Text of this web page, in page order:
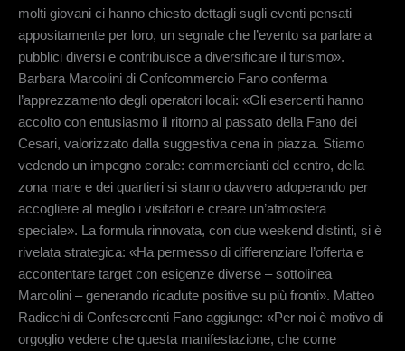
molti giovani ci hanno chiesto dettagli sugli eventi pensati
appositamente per loro, un segnale che l’evento sa parlare a
pubblici diversi e contribuisce a diversificare il turismo».
Barbara Marcolini di Confcommercio Fano conferma
l’apprezzamento degli operatori locali: «Gli esercenti hanno
accolto con entusiasmo il ritorno al passato della Fano dei
Cesari, valorizzato dalla suggestiva cena in piazza. Stiamo
vedendo un impegno corale: commercianti del centro, della
zona mare e dei quartieri si stanno davvero adoperando per
accogliere al meglio i visitatori e creare un’atmosfera
speciale». La formula rinnovata, con due weekend distinti, si è
rivelata strategica: «Ha permesso di differenziare l’offerta e
accontentare target con esigenze diverse – sottolinea
Marcolini – generando ricadute positive su più fronti». Matteo
Radicchi di Confesercenti Fano aggiunge: «Per noi è motivo di
orgoglio vedere che questa manifestazione, che come